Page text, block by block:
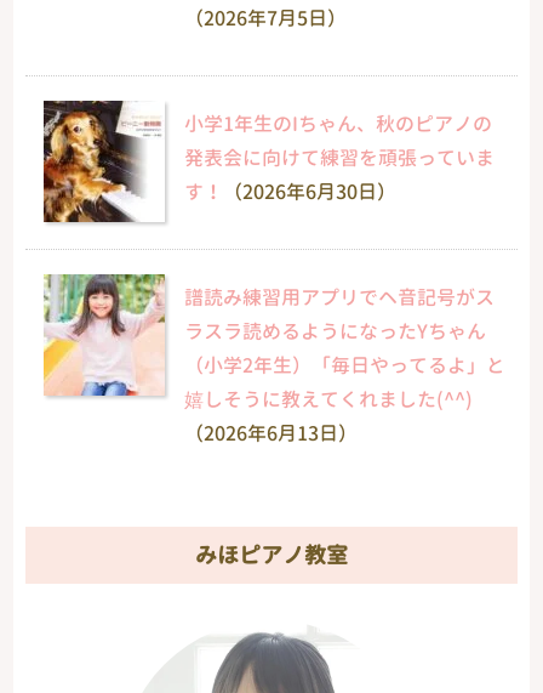
（2026年7月5日）
小学1年生のIちゃん、秋のピアノの
発表会に向けて練習を頑張っていま
す！
（2026年6月30日）
譜読み練習用アプリでヘ音記号がス
ラスラ読めるようになったYちゃん
（小学2年生）「毎日やってるよ」と
嬉しそうに教えてくれました(^^)
（2026年6月13日）
みほピアノ教室